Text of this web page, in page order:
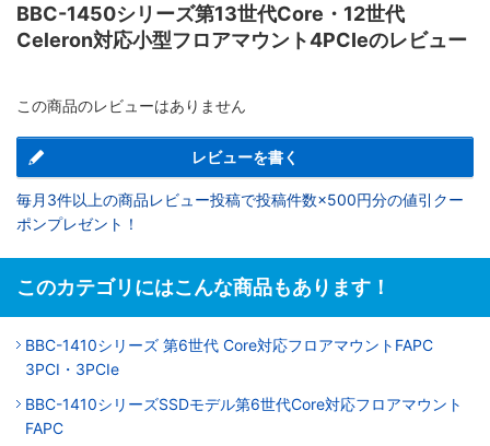
BBC-1450シリーズ第13世代Core・12世代
Celeron対応小型フロアマウント4PCIeのレビュー
この商品のレビューはありません
レビューを書く
毎月3件以上の商品レビュー投稿で投稿件数×500円分の値引クー
ポンプレゼント！
このカテゴリにはこんな商品もあります！
BBC-1410シリーズ 第6世代 Core対応フロアマウントFAPC
3PCI・3PCIe
BBC-1410シリーズSSDモデル第6世代Core対応フロアマウント
FAPC